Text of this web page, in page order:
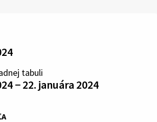
tabuli
− 22. januára 2024